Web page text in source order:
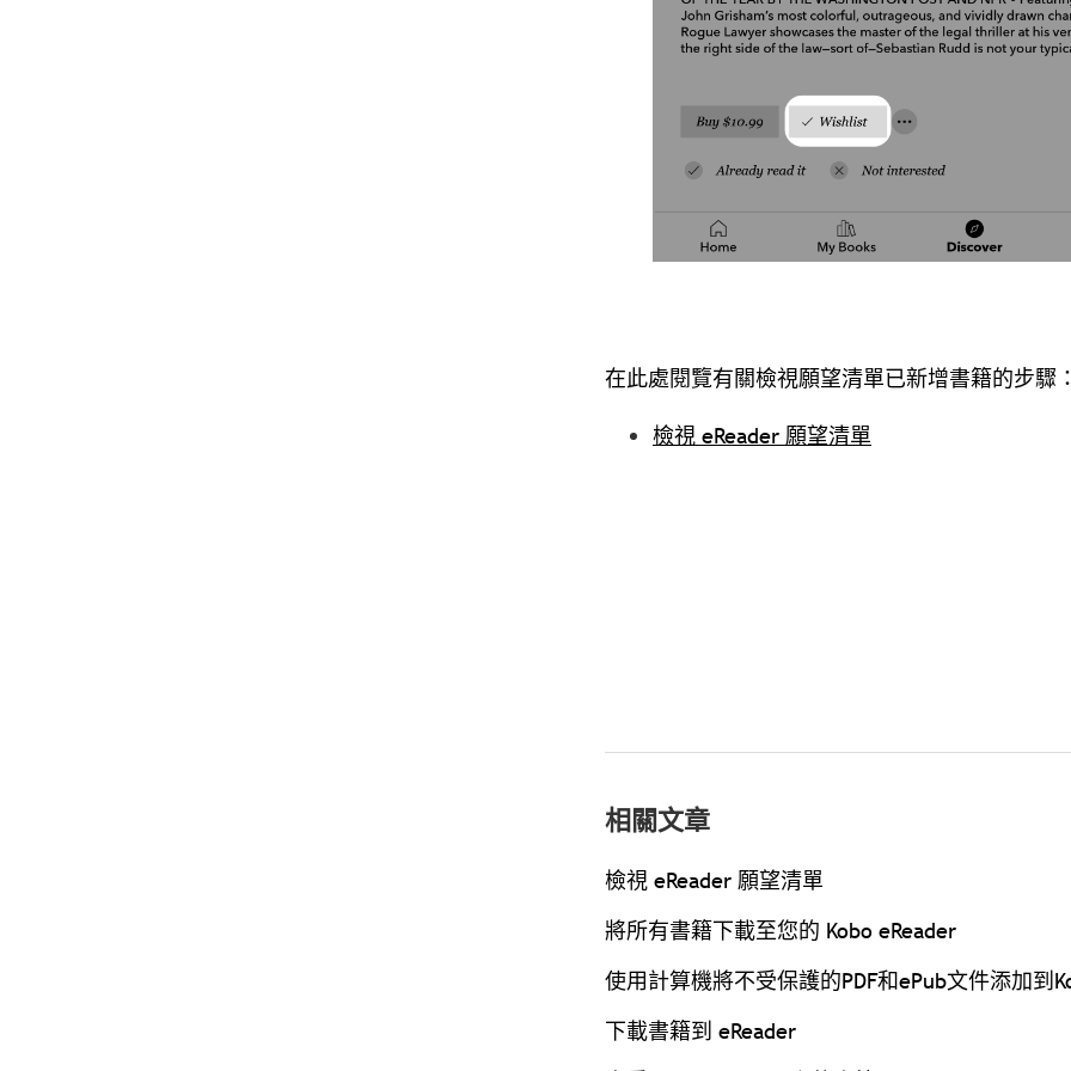
在此處閱覽有關檢視願望清單已新增書籍的步驟
檢視 eReader 願望清單
相關文章
檢視 eReader 願望清單
將所有書籍下載至您的 Kobo eReader
使用計算機將不受保護的PDF和ePub文件添加到
下載書籍到 eReader